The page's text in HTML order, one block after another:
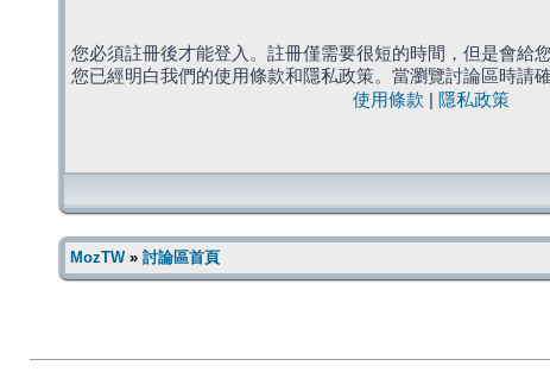
您必須註冊後才能登入。註冊僅需要很短的時間，但是會給
您已經明白我們的使用條款和隱私政策。當瀏覽討論區時請
使用條款
隱私政策
MozTW» 討論區首頁